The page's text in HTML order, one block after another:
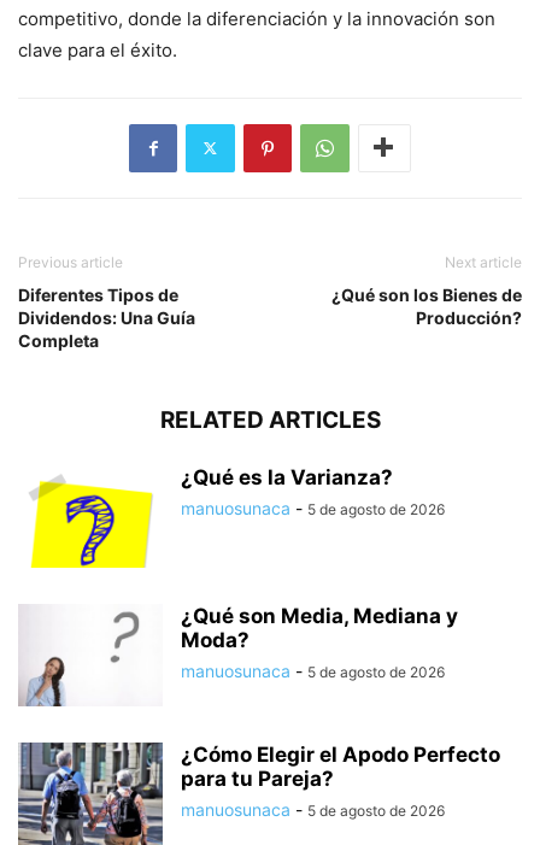
competitivo, donde la diferenciación y la innovación son
clave para el éxito.
Previous article
Diferentes Tipos de
Dividendos: Una Guía
Completa
Next article
¿Qué son los Bienes de
Producción?
RELATED ARTICLES
¿Qué es la Varianza?
manuosunaca - 5 de agosto de 2026
¿Qué son Media, Mediana y
Moda?
manuosunaca - 5 de agosto de 2026
¿Cómo Elegir el Apodo Perfecto
para tu Pareja?
manuosunaca - 5 de agosto de 2026